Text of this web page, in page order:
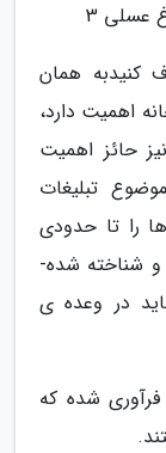
عسلی 3
کنیدبه همان
اهمیت دارد،
حائز اهمیت
تبلیغات
را تا حدودی
پنهان نگه داشته است. برخی از مهم ­ترین و شناخته ­شده­
در وعده ­ی
شده که